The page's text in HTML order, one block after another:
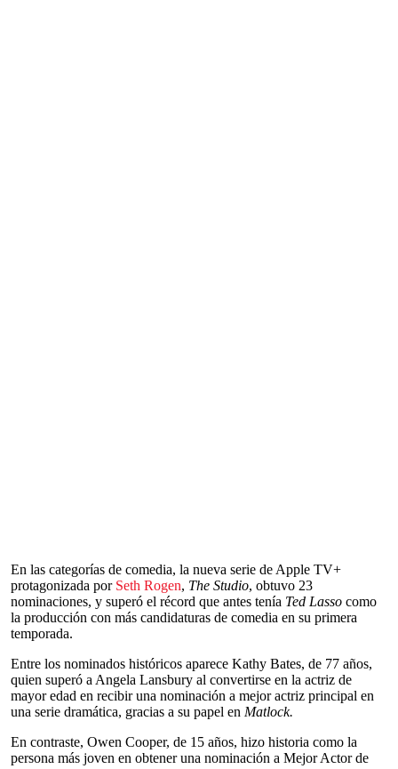
En las categorías de comedia, la nueva serie de Apple TV+
protagonizada por Seth Rogen, The Studio, obtuvo 23
nominaciones, y superó el récord que antes tenía Ted Lasso como
la producción con más candidaturas de comedia en su primera
temporada.
Entre los nominados históricos aparece Kathy Bates, de 77 años,
quien superó a Angela Lansbury al convertirse en la actriz de
mayor edad en recibir una nominación a mejor actriz principal en
una serie dramática, gracias a su papel en Matlock.
En contraste, Owen Cooper, de 15 años, hizo historia como la
persona más joven en obtener una nominación a Mejor Actor de